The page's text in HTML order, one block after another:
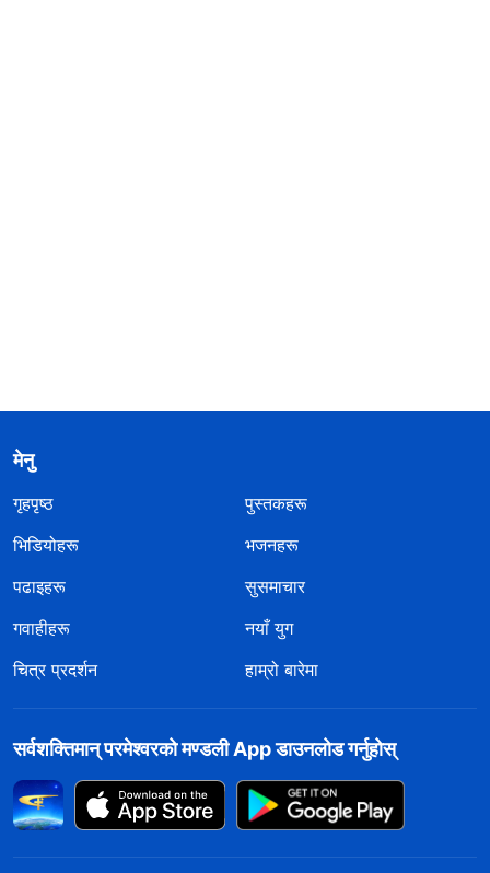
मेनु
गृहपृष्ठ
पुस्तकहरू
भिडियोहरू
भजनहरू
पढाइहरू
सुसमाचार
गवाहीहरू
नयाँ युग
चित्र प्रदर्शन
हाम्रो बारेमा
सर्वशक्तिमान्‌ परमेश्‍वरको मण्डली App डाउनलोड गर्नुहोस्